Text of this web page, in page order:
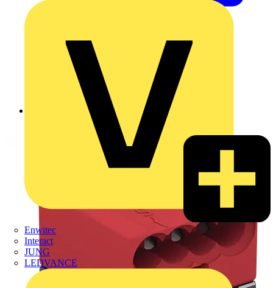
Enwitec
Interact
JUNG
LEDVANCE
Zurück zu Produkte